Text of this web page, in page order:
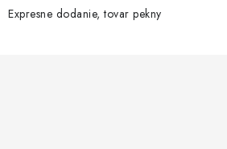
Expresne dodanie, tovar pekny